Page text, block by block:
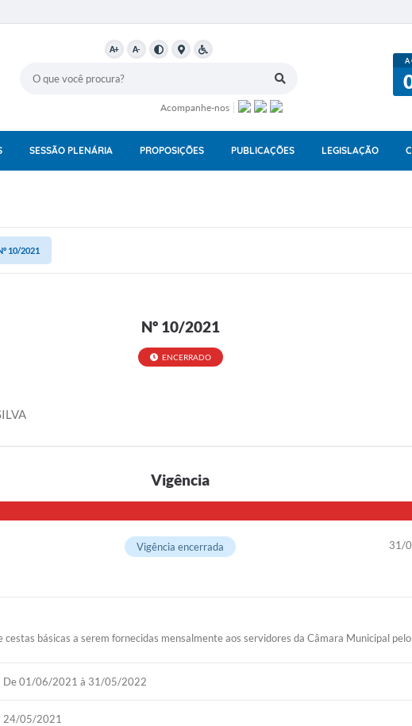
A+ A-
Acompanhe-nos
SESSÃO PLENÁRIA PROPOSIÇÕES PUBLICAÇÕES LEGISLAÇÃO
10/2021
Nº 10/2021
ENCERRADO
Vigência
31/
Vigência encerrada
básicas a serem fornecidas mensalmente aos servidores da Câmara Municipal
De 01/06/2021 à 31/05/2022
24/05/2021